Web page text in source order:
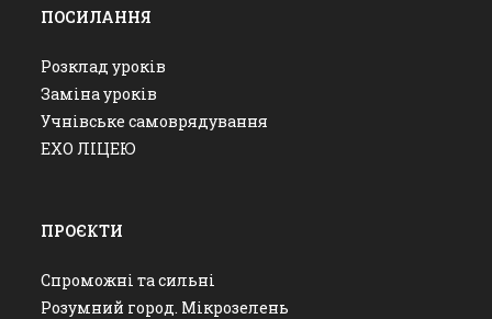
ПОСИЛАННЯ
Розклад уроків
Заміна уроків
Учнівське самоврядування
ЕХО ЛІЦЕЮ
ПРОЄКТИ
Спроможні та сильні
Розумний город. Мікрозелень